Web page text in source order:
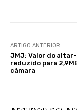
ARTIGO ANTERIOR
JMJ: Valor do
reduzido para
câmara